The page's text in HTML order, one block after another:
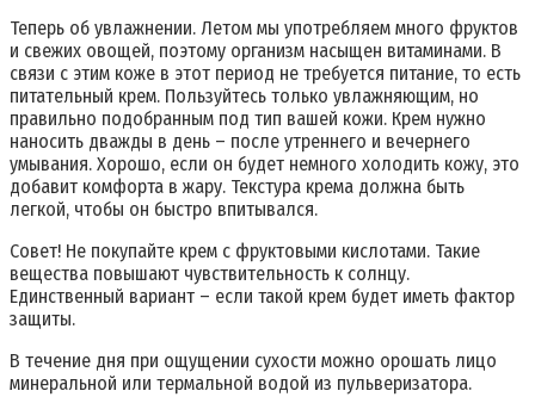
Теперь об увлажнении. Летом мы употребляем много фруктов
и свежих овощей, поэтому организм насыщен витаминами. В
связи с этим коже в этот период не требуется питание, то есть
питательный крем. Пользуйтесь только увлажняющим, но
правильно подобранным под тип вашей кожи. Крем нужно
наносить дважды в день – после утреннего и вечернего
умывания. Хорошо, если он будет немного холодить кожу, это
добавит комфорта в жару. Текстура крема должна быть
легкой, чтобы он быстро впитывался.
Совет! Не покупайте крем с фруктовыми кислотами. Такие
вещества повышают чувствительность к солнцу.
Единственный вариант – если такой крем будет иметь фактор
защиты.
В течение дня при ощущении сухости можно орошать лицо
минеральной или термальной водой из пульверизатора.